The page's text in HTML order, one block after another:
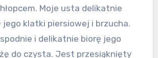
Moje usta delikatnie
jego klatki piersiowej i brzucha.
i delikatnie biorę jego
do czysta. Jest przesiąknięty